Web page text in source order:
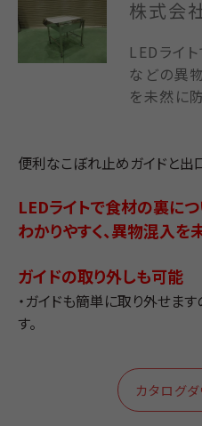
株式会
LEDライ
などの異
を未然に
便利なこぼれ止めガイドと出
LEDライトで食材の裏に
わかりやすく、異物混入を
ガイドの取り外しも可能
・ガイドも簡単に取り外せます
す。
カタログ